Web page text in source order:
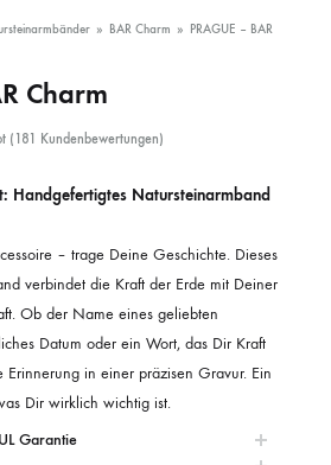
» BAR Charm » PRAGUE – BAR
Charm
(181 Kundenbewertungen)
Handgefertigtes Natursteinarmband
– trage Deine Geschichte. Dieses
verbindet die Kraft der Erde mit Deiner
Ob der Name eines geliebten
Datum oder ein Wort, das Dir Kraft
in einer präzisen Gravur. Ein
Dir wirklich wichtig ist.
Garantie